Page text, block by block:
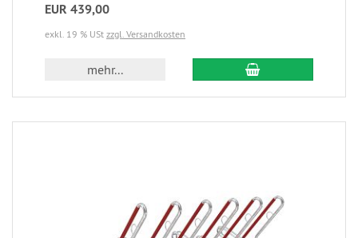
EUR 439,00
exkl. 19 % USt zzgl. Versandkosten
mehr...